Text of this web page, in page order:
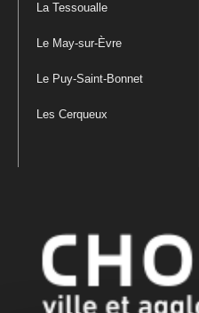
La Tessoualle
Le May-sur-Èvre
Le Puy-Saint-Bonnet
Les Cerqueux